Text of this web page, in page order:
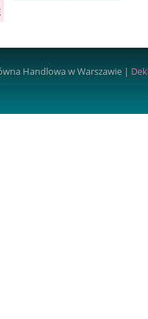
Handlowa w Warszawie |